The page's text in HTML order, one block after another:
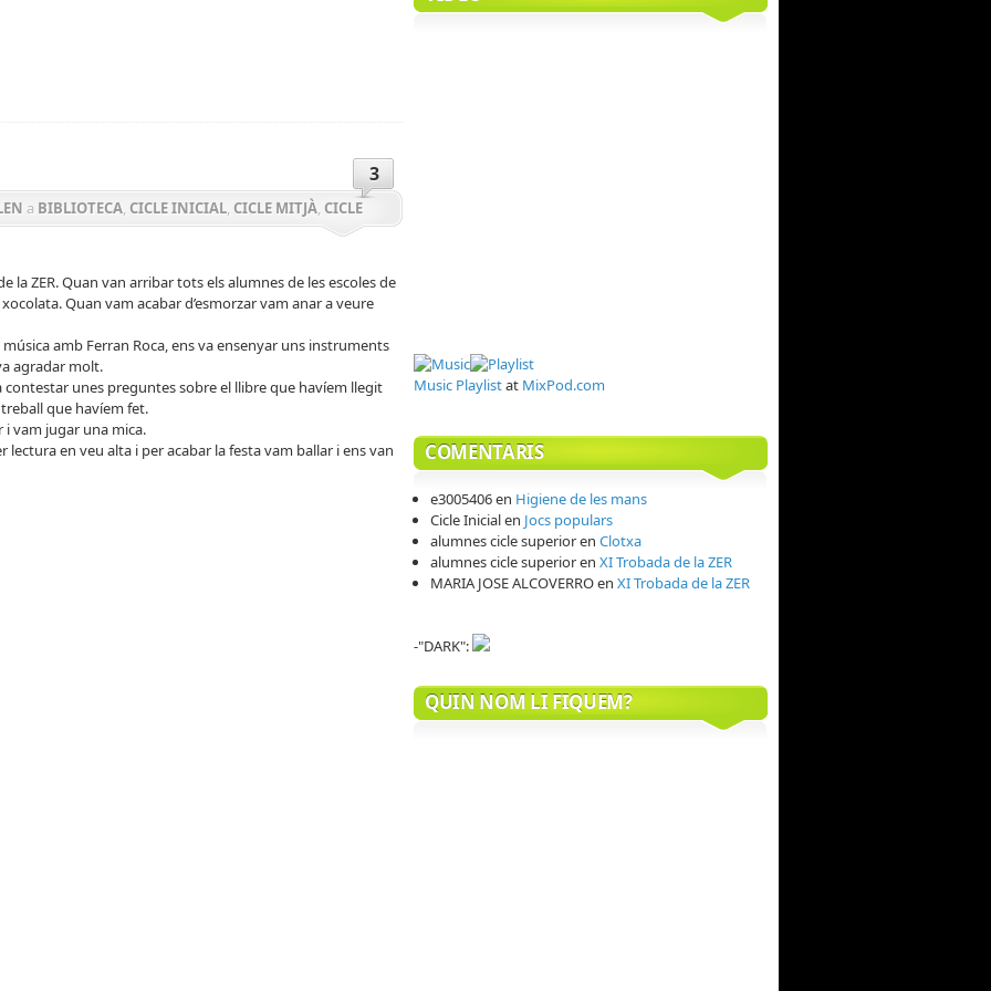
3
a BIBLIOTECA CICLE INICIAL CICLE MITJÀ CICLE
la ZER. Quan van arribar tots els alumnes de les escoles de
Quan vam acabar d’esmorzar vam anar a veure
amb Ferran Roca, ens va ensenyar uns instruments
agradar molt.
contestar unes preguntes sobre el llibre que havíem llegit
que havíem fet.
i vam jugar una mica.
lectura en veu alta i per acabar la festa vam ballar i ens van
Music Playlistat MixPod.com
COMENTARIS
e3005406en Higiene de les mans
Cicle Inicialen Jocs populars
alumnes cicle superioren Clotxa
alumnes cicle superioren XI Trobada de la ZER
MARIA JOSE ALCOVERROen XI Trobada de la ZER
-"DARK":
QUIN NOM LI FIQUEM?